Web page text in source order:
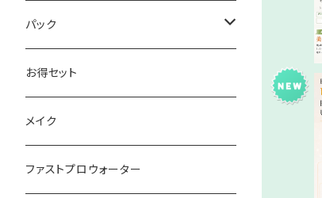
紫外
３
パック
FOOTパック
お得セット
メイク
ファストプロウォーター